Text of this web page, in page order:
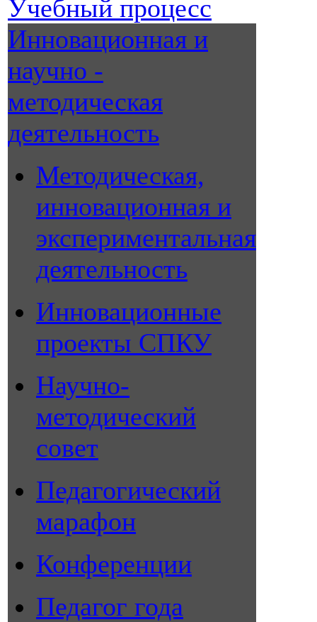
Учебный процесс
Инновационная и
научно -
методическая
деятельность
Методическая,
инновационная и
экспериментальная
деятельность
Инновационные
проекты СПКУ
Научно-
методический
совет
Педагогический
марафон
Конференции
Педагог года